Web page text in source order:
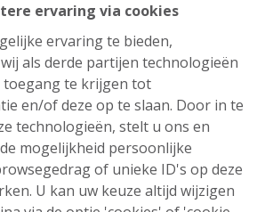
ervaring via cookies
ervaring te bieden,
als derde partijen technologieën
toegang te krijgen tot
en/of deze op te slaan. Door in te
technologieën, stelt u ons en
mogelijkheid persoonlijke
of unieke ID's op deze
U kan uw keuze altijd wijzigen
Info aanvragen
73 m² 388 m²